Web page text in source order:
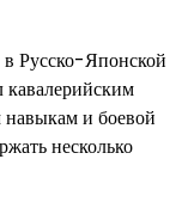
Русско-Японской
навыкам и боевой
несколько